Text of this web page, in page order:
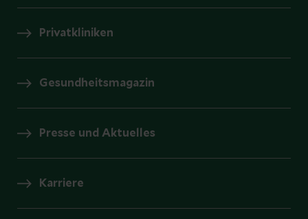
Privatkliniken
Gesundheitsmagazin
Presse und Aktuelles
Karriere